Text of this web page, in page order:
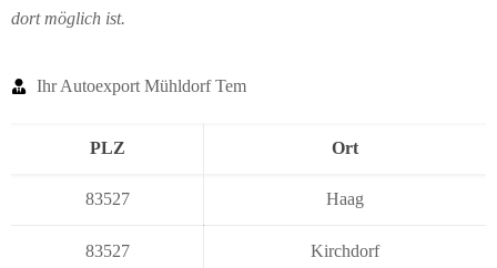
dort möglich ist.
Ihr Autoexport Mühldorf Tem
PLZ Ort
83527 Haag
83527 Kirchdorf